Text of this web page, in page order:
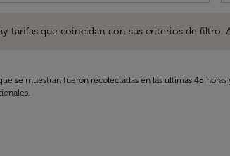
tarifas que coincidan con sus criterios de filtro.
se muestran fueron recolectadas en las últimas 48